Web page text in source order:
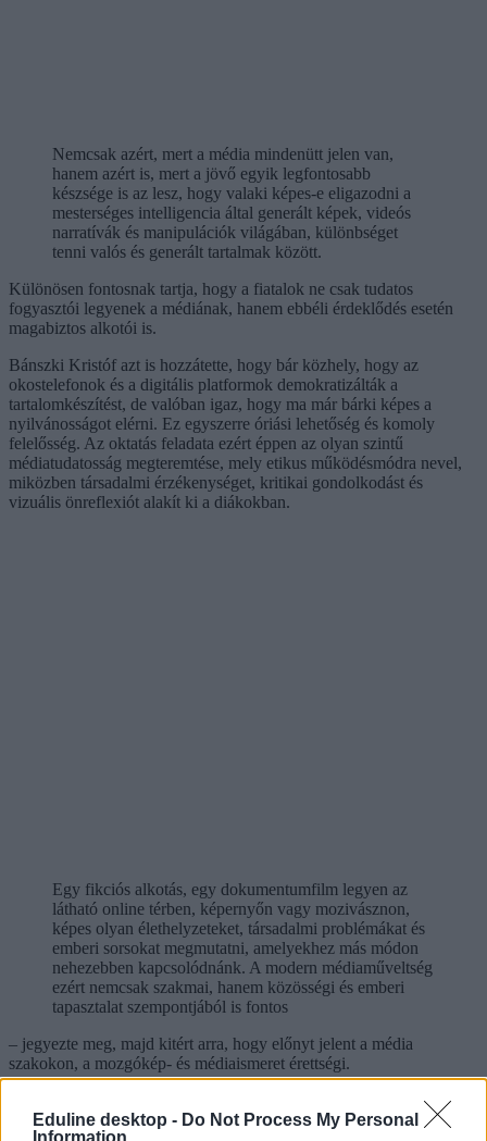
Eduline desktop - Do Not Process My Personal
Information
Nemcsak azért, mert a média mindenütt jelen van,
hanem azért is, mert a jövő egyik legfontosabb
készsége is az lesz, hogy valaki képes-e eligazodni a
mesterséges intelligencia által generált képek, videós
narratívák és manipulációk világában, különbséget
tenni valós és generált tartalmak között.
Különösen fontosnak tartja, hogy a fiatalok ne csak tudatos
fogyasztói legyenek a médiának, hanem ebbéli érdeklődés esetén
magabiztos alkotói is.
Bánszki Kristóf azt is hozzátette, hogy bár közhely, hogy az
okostelefonok és a digitális platformok demokratizálták a
tartalomkészítést, de valóban igaz, hogy ma már bárki képes a
nyilvánosságot elérni. Ez egyszerre óriási lehetőség és komoly
felelősség. Az oktatás feladata ezért éppen az olyan szintű
médiatudatosság megteremtése, mely etikus működésmódra nevel,
miközben társadalmi érzékenységet, kritikai gondolkodást és
vizuális önreflexiót alakít ki a diákokban.
Egy fikciós alkotás, egy dokumentumfilm legyen az
látható online térben, képernyőn vagy mozivásznon,
képes olyan élethelyzeteket, társadalmi problémákat és
emberi sorsokat megmutatni, amelyekhez más módon
nehezebben kapcsolódnánk. A modern médiaműveltség
ezért nemcsak szakmai, hanem közösségi és emberi
tapasztalat szempontjából is fontos
– jegyezte meg, majd kitért arra, hogy előnyt jelent a média
szakokon, a mozgókép- és médiaismeret érettségi.
Bánszki kifejtette azt is, hogy a METU-n a tárgyak tartalmában
nagy hangsúlyt fektetnek a gyakorlatorientált képzésre, a neves